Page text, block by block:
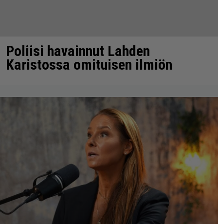
Poliisi havainnut Lahden
Karistossa omituisen ilmiön